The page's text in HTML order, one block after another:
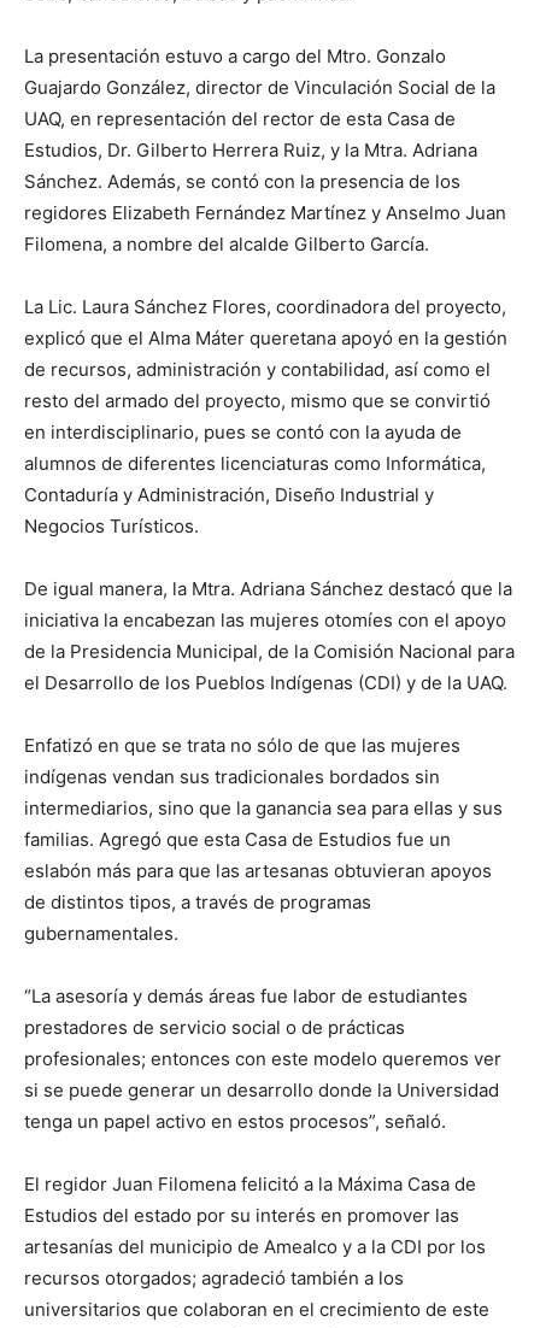
La presentación estuvo a cargo del Mtro. Gonzalo
Guajardo González, director de Vinculación Social de la
UAQ, en representación del rector de esta Casa de
Estudios, Dr. Gilberto Herrera Ruiz, y la Mtra. Adriana
Sánchez. Además, se contó con la presencia de los
regidores Elizabeth Fernández Martínez y Anselmo Juan
Filomena, a nombre del alcalde Gilberto García.
La Lic. Laura Sánchez Flores, coordinadora del proyecto,
explicó que el Alma Máter queretana apoyó en la gestión
de recursos, administración y contabilidad, así como el
resto del armado del proyecto, mismo que se convirtió
en interdisciplinario, pues se contó con la ayuda de
alumnos de diferentes licenciaturas como Informática,
Contaduría y Administración, Diseño Industrial y
Negocios Turísticos.
De igual manera, la Mtra. Adriana Sánchez destacó que la
iniciativa la encabezan las mujeres otomíes con el apoyo
de la Presidencia Municipal, de la Comisión Nacional para
el Desarrollo de los Pueblos Indígenas (CDI) y de la UAQ.
Enfatizó en que se trata no sólo de que las mujeres
indígenas vendan sus tradicionales bordados sin
intermediarios, sino que la ganancia sea para ellas y sus
familias. Agregó que esta Casa de Estudios fue un
eslabón más para que las artesanas obtuvieran apoyos
de distintos tipos, a través de programas
gubernamentales.
“La asesoría y demás áreas fue labor de estudiantes
prestadores de servicio social o de prácticas
profesionales; entonces con este modelo queremos ver
si se puede generar un desarrollo donde la Universidad
tenga un papel activo en estos procesos”, señaló.
El regidor Juan Filomena felicitó a la Máxima Casa de
Estudios del estado por su interés en promover las
artesanías del municipio de Amealco y a la CDI por los
recursos otorgados; agradeció también a los
universitarios que colaboran en el crecimiento de este